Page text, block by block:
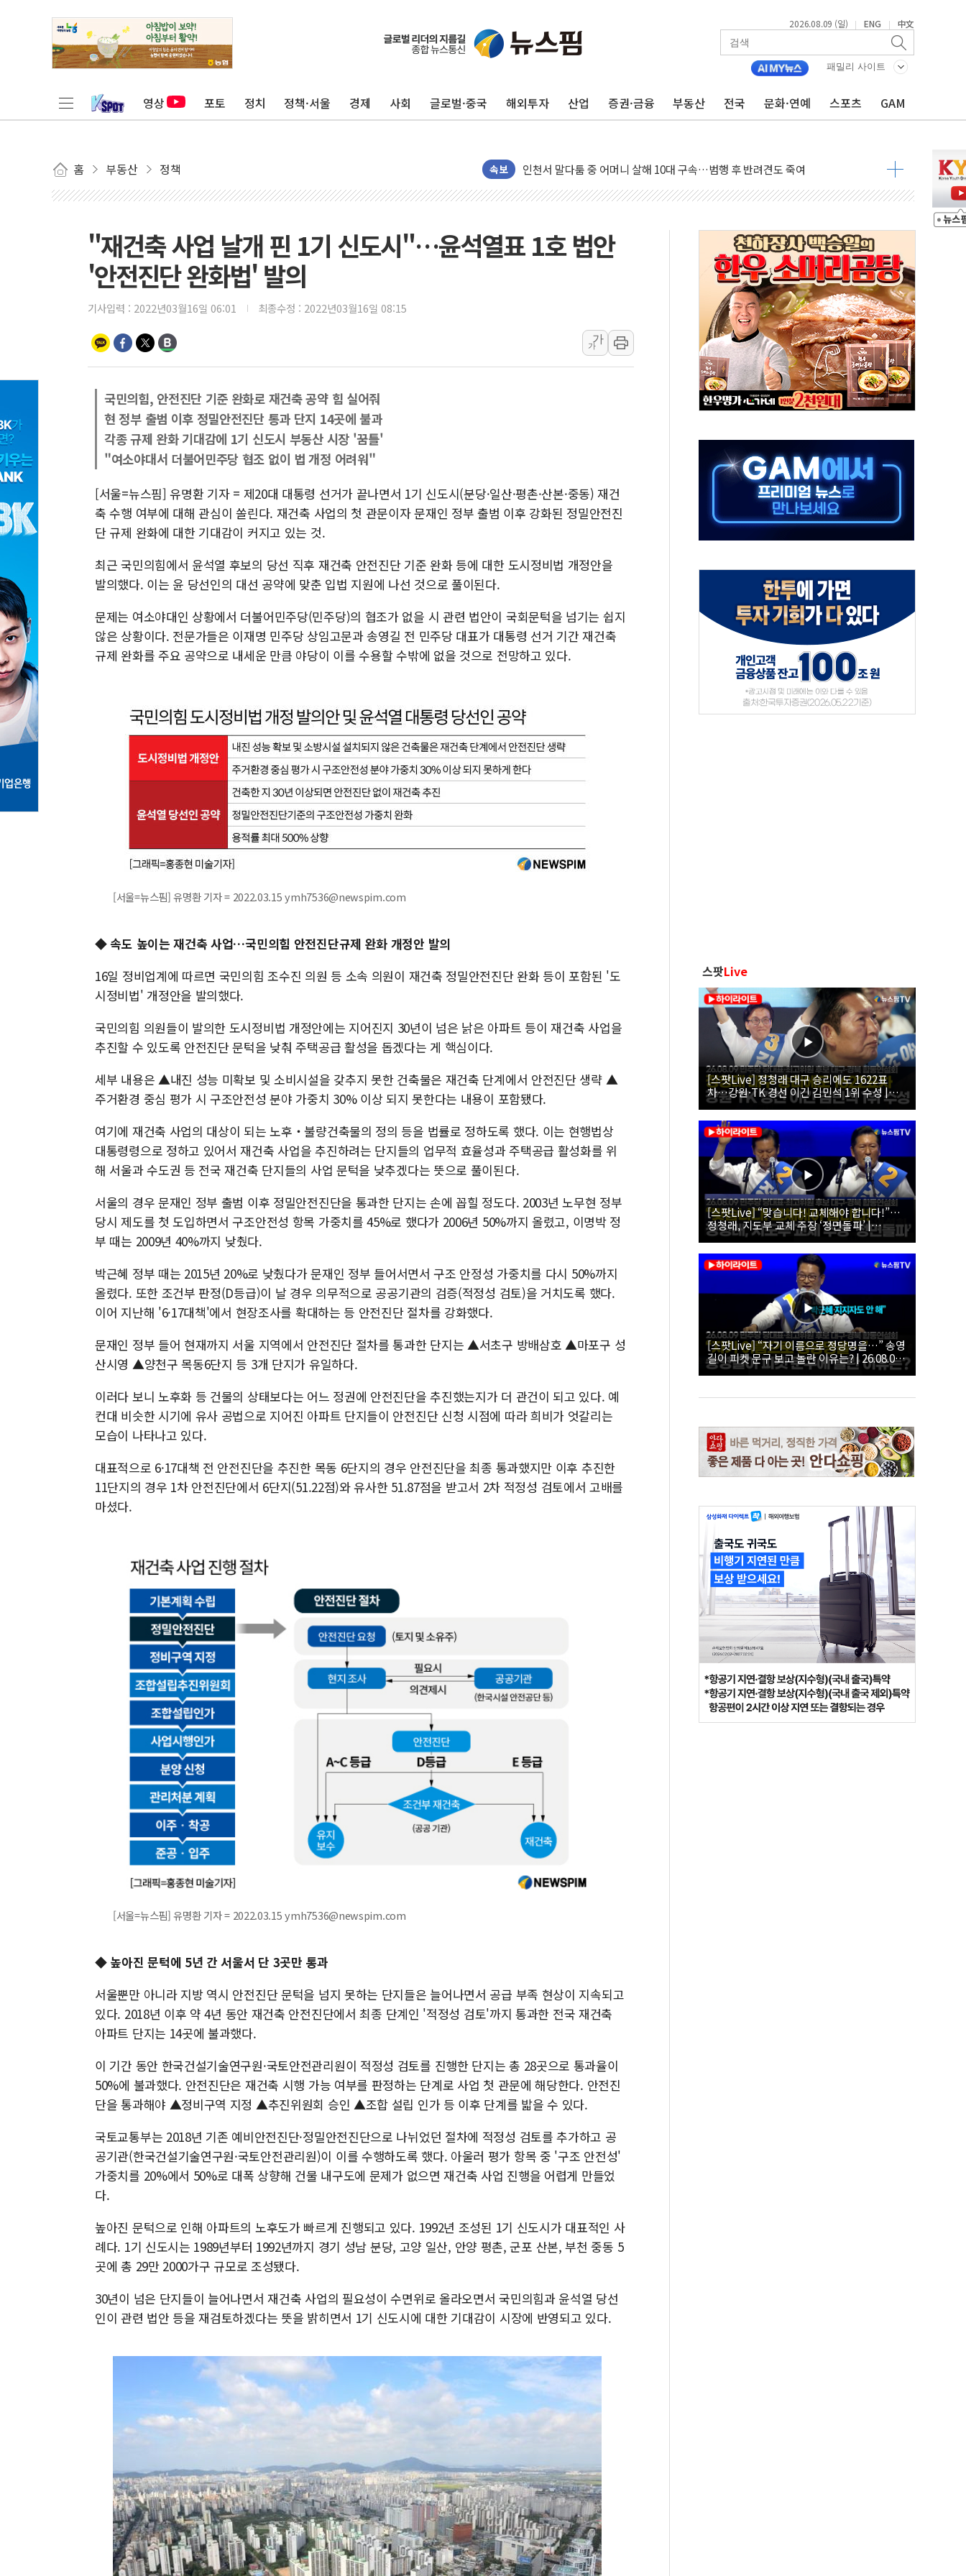
2026.08.09 (일) | ENG | 中文
패밀리 사이트
영상 포토 정치 정책·서울 경제 사회 글로벌·중국 해외투자 산업 증권·금융 부동산 전국 문화·연예 스포츠 GAM
홈 부동산 정책 속보
평택 진위면 공장서 질식사고 발생…작업자 1명 숨져
포항 블루밸리 국가산단에 '철강 AI융합실증센터' 들어선다
상주 낙동강 선착장 하류서 50대 숨진 채 발견...경찰, 조사 중
[종합] 김민석, 정청래에 누적 1.48%p 차 선두 유지...金 46.01% vs 鄭 44.53%
김민석, 강원·대구·경북 경선서 정청래에 승리…金 48.54% vs 鄭 44.40%
[속보] 민주, 강원·대구·경북 경선 결과...김민석 48.54% 정청래 44.40%
[속보] 민주, 대구 경선 결과 발표...정청래 47.82% 김민석 46.35% 송영길 5.83%
[속보] 민주, 강원 경선 결과 발표...김민석 50.30% 정청래 41.94% 송영길 7.76%
정재헌 CEO, SKT 장기고객 400명 맞이…"마음 잇는 시간 되길"
최태원, 노소영에 9440억 지급 확정되나…재상고 앞두고 막판 셈법
하나금융, 명동 소상공인에 '행복상자' 전달
인천시 광복절 현수막 '태극기 거꾸로' 논란…이틀만에 철거
병무청, 보충역 전면 손질… 예술·체육요원 최대 33% 감축
홈플러스發 대형마트 판매, 역대 최대폭 감소한 9.4%↓…유통업계 양극화 심화
'호우·산사태 주의보' 울진 시간당 30mm 강한 비...호우 피해 없어
여야, 황희 '버스 하우스' 공방…野 "청년 우롱 기괴" vs 與 "송구한 해프닝"
"재건축 사업 날개 핀 1기 신도시"…윤석열표 1호 법안
'안전진단 완화법' 발의
기사입력 : 2022년03월16일 06:01 최종수정 : 2022년03월16일 08:15
가
가
국민의힘, 안전진단 기준 완화로 재건축 공약 힘 실어줘
현 정부 출범 이후 정밀안전진단 통과 단지 14곳에 불과
각종 규제 완화 기대감에 1기 신도시 부동산 시장 '꿈틀'
"여소야대서 더불어민주당 협조 없이 법 개정 어려워"
[서울=뉴스핌] 유명환 기자 = 제20대 대통령 선거가 끝나면서 1기 신도시(분당·일산·평촌·산본·중동) 재건
축 수행 여부에 대해 관심이 쏠린다. 재건축 사업의 첫 관문이자 문재인 정부 출범 이후 강화된 정밀안전진
단 규제 완화에 대한 기대감이 커지고 있는 것.
최근 국민의힘에서 윤석열 후보의 당선 직후 재건축 안전진단 기준 완화 등에 대한 도시정비법 개정안을
발의했다. 이는 윤 당선인의 대선 공약에 맞춘 입법 지원에 나선 것으로 풀이된다.
문제는 여소야대인 상황에서 더불어민주당(민주당)의 협조가 없을 시 관련 법안이 국회문턱을 넘기는 쉽지
않은 상황이다. 전문가들은 이재명 민주당 상임고문과 송영길 전 민주당 대표가 대통령 선거 기간 재건축
규제 완화를 주요 공약으로 내세운 만큼 야당이 이를 수용할 수밖에 없을 것으로 전망하고 있다.
[서울=뉴스핌] 유명환 기자 = 2022.03.15 ymh7536@newspim.com
◆ 속도 높이는 재건축 사업…국민의힘 안전진단규제 완화 개정안 발의
16일 정비업계에 따르면 국민의힘 조수진 의원 등 소속 의원이 재건축 정밀안전진단 완화 등이 포함된 '도
시정비법' 개정안을 발의했다.
국민의힘 의원들이 발의한 도시정비법 개정안에는 지어진지 30년이 넘은 낡은 아파트 등이 재건축 사업을
추진할 수 있도록 안전진단 문턱을 낮춰 주택공급 활성을 돕겠다는 게 핵심이다.
세부 내용은 ▲내진 성능 미확보 및 소비시설을 갖추지 못한 건축물은 재건축 단계에서 안전진단 생략 ▲
주거환경 중심 평가 시 구조안전성 분야 가중치 30% 이상 되지 못한다는 내용이 포함됐다.
여기에 재건축 사업의 대상이 되는 노후‧불량건축물의 정의 등을 법률로 정하도록 했다. 이는 현행법상
대통령령으로 정하고 있어서 재건축 사업을 추진하려는 단지들의 업무적 효율성과 주택공급 활성화를 위
해 서울과 수도권 등 전국 재건축 단지들의 사업 문턱을 낮추겠다는 뜻으로 풀이된다.
서울의 경우 문재인 정부 출범 이후 정밀안전진단을 통과한 단지는 손에 꼽힐 정도다. 2003년 노무현 정부
당시 제도를 첫 도입하면서 구조안전성 항목 가중치를 45%로 했다가 2006년 50%까지 올렸고, 이명박 정
부 때는 2009년 40%까지 낮췄다.
박근혜 정부 때는 2015년 20%로 낮췄다가 문재인 정부 들어서면서 구조 안정성 가중치를 다시 50%까지
올렸다. 또한 조건부 판정(D등급)이 날 경우 의무적으로 공공기관의 검증(적정성 검토)을 거치도록 했다.
이어 지난해 '6·17대책'에서 현장조사를 확대하는 등 안전진단 절차를 강화했다.
문재인 정부 들어 현재까지 서울 지역에서 안전진단 절차를 통과한 단지는 ▲서초구 방배삼호 ▲마포구 성
산시영 ▲양천구 목동6단지 등 3개 단지가 유일하다.
이러다 보니 노후화 등 건물의 상태보다는 어느 정권에 안전진단을 추진했는지가 더 관건이 되고 있다. 예
컨대 비슷한 시기에 유사 공법으로 지어진 아파트 단지들이 안전진단 신청 시점에 따라 희비가 엇갈리는
모습이 나타나고 있다.
대표적으로 6·17대책 전 안전진단을 추진한 목동 6단지의 경우 안전진단을 최종 통과했지만 이후 추진한
11단지의 경우 1차 안전진단에서 6단지(51.22점)와 유사한 51.87점을 받고서 2차 적정성 검토에서 고배를
마셨다.
[서울=뉴스핌] 유명환 기자 = 2022.03.15 ymh7536@newspim.com
◆ 높아진 문턱에 5년 간 서울서 단 3곳만 통과
서울뿐만 아니라 지방 역시 안전진단 문턱을 넘지 못하는 단지들은 늘어나면서 공급 부족 현상이 지속되고
있다. 2018년 이후 약 4년 동안 재건축 안전진단에서 최종 단계인 '적정성 검토'까지 통과한 전국 재건축
아파트 단지는 14곳에 불과했다.
이 기간 동안 한국건설기술연구원·국토안전관리원이 적정성 검토를 진행한 단지는 총 28곳으로 통과율이
50%에 불과했다. 안전진단은 재건축 시행 가능 여부를 판정하는 단계로 사업 첫 관문에 해당한다. 안전진
단을 통과해야 ▲정비구역 지정 ▲추진위원회 승인 ▲조합 설립 인가 등 이후 단계를 밟을 수 있다.
국토교통부는 2018년 기존 예비안전진단·정밀안전진단으로 나뉘었던 절차에 적정성 검토를 추가하고 공
공기관(한국건설기술연구원·국토안전관리원)이 이를 수행하도록 했다. 아울러 평가 항목 중 '구조 안전성'
가중치를 20%에서 50%로 대폭 상향해 건물 내구도에 문제가 없으면 재건축 사업 진행을 어렵게 만들었
다.
높아진 문턱으로 인해 아파트의 노후도가 빠르게 진행되고 있다. 1992년 조성된 1기 신도시가 대표적인 사
례다. 1기 신도시는 1989년부터 1992년까지 경기 성남 분당, 고양 일산, 안양 평촌, 군포 산본, 부천 중동 5
곳에 총 29만 2000가구 규모로 조성됐다.
30년이 넘은 단지들이 늘어나면서 재건축 사업의 필요성이 수면위로 올라오면서 국민의힘과 윤석열 당선
인이 관련 법안 등을 재검토하겠다는 뜻을 밝히면서 1기 신도시에 대한 기대감이 시장에 반영되고 있다.
스팟Live
[스팟Live] 정청래 대구 승리에도 1622표
차…강원·TK 경선 이긴 김민석 1위 수성 |
26.08.09 더불어민주당 당대표·최고위원 후
보 대구·경북 합동연설회
[스팟Live] “맞습니다! 교체해야 합니다!”…
정청래, 지도부 교체 주장 ‘정면돌파’ |
26.08.09 더불어민주당 당대표·최고위원 후
보 대구·경북 합동연설회
[스팟Live] “자기 이름으로 정당명을…” 송영
길이 피켓 문구 보고 놀란 이유는? | 26.08.09
더불어민주당 당대표·최고위원 후보 대구·경